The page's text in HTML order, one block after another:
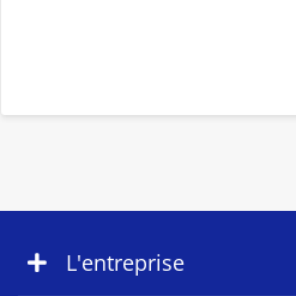
L'entreprise